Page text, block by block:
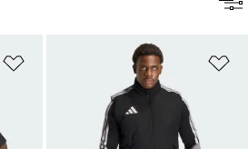
Dodaj do listy życzeń